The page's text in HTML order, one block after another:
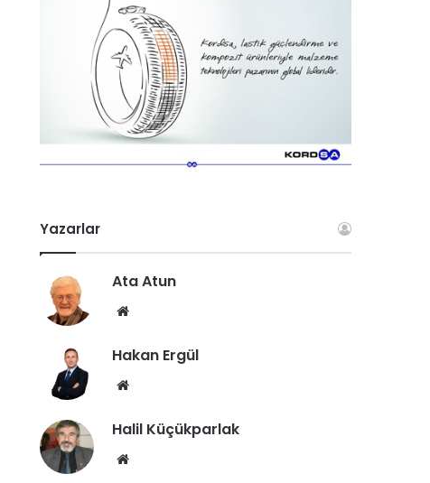
Yazarlar
Ata Atun
sit
Hakan Ergül
sit
Halil Küçükparlak